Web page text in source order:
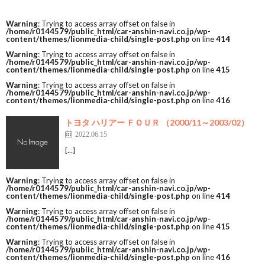
Warning: Trying to access array offset on false in
/home/r0144579/public_html/car-anshin-navi.co.jp/wp-
content/themes/lionmedia-child/single-post.php on line414
Warning: Trying to access array offset on false in
/home/r0144579/public_html/car-anshin-navi.co.jp/wp-
content/themes/lionmedia-child/single-post.php on line415
Warning: Trying to access array offset on false in
/home/r0144579/public_html/car-anshin-navi.co.jp/wp-
content/themes/lionmedia-child/single-post.php on line416
トヨタ ハリアー ＦＯＵＲ （2000/11～2003/02）
2022.06.15
[…]
Warning: Trying to access array offset on false in
/home/r0144579/public_html/car-anshin-navi.co.jp/wp-
content/themes/lionmedia-child/single-post.php on line414
Warning: Trying to access array offset on false in
/home/r0144579/public_html/car-anshin-navi.co.jp/wp-
content/themes/lionmedia-child/single-post.php on line415
Warning: Trying to access array offset on false in
/home/r0144579/public_html/car-anshin-navi.co.jp/wp-
content/themes/lionmedia-child/single-post.php on line416